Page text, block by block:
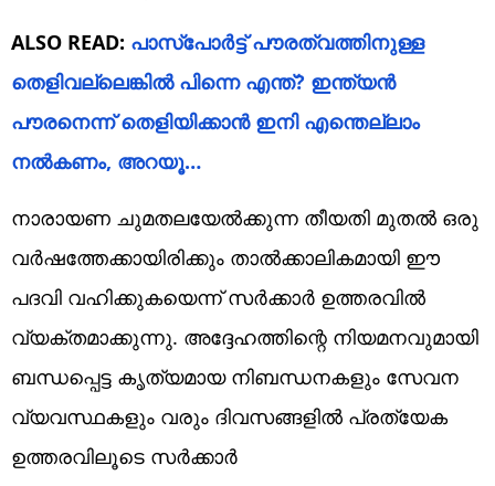
ALSO READ: പാസ്‌പോർട്ട് പൗരത്വത്തിനുള്ള
തെളിവല്ലെങ്കിൽ പിന്നെ എന്ത്? ഇന്ത്യൻ
പൗരനെന്ന് തെളിയിക്കാൻ ഇനി എന്തെല്ലാം
നൽകണം, അറയൂ…
നാരായണ ചുമതലയേൽക്കുന്ന തീയതി മുതൽ ഒരു
വർഷത്തേക്കായിരിക്കും താൽക്കാലികമായി ഈ
പദവി വഹിക്കുകയെന്ന് സർക്കാർ ഉത്തരവിൽ
വ്യക്തമാക്കുന്നു. അദ്ദേഹത്തിന്റെ നിയമനവുമായി
ബന്ധപ്പെട്ട കൃത്യമായ നിബന്ധനകളും സേവന
വ്യവസ്ഥകളും വരും ദിവസങ്ങളിൽ പ്രത്യേക
ഉത്തരവിലൂടെ സർക്കാർ